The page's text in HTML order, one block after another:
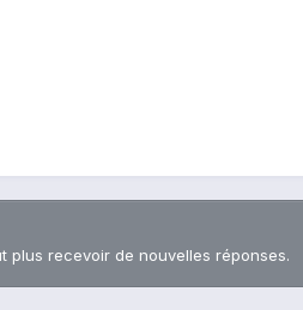
plus recevoir de nouvelles réponses.